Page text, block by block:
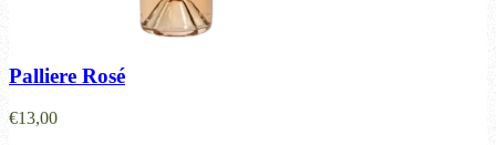
Palliere Rosé
€13,00